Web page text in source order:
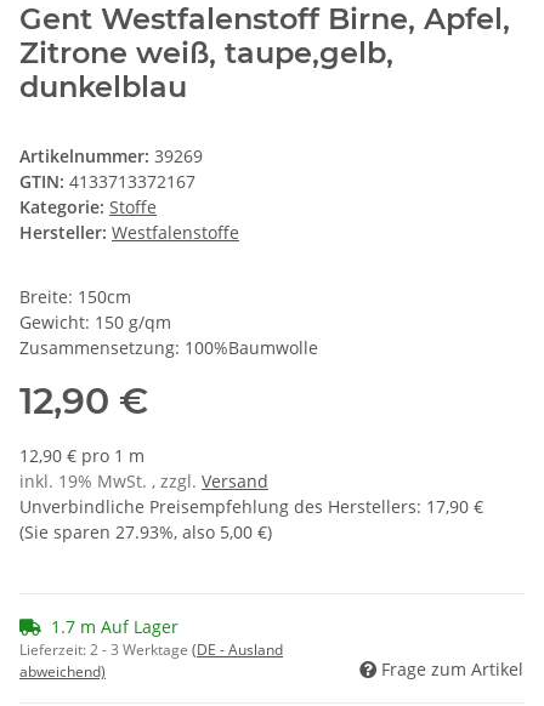
Gent Westfalenstoff Birne, Apfel,
Zitrone weiß, taupe,gelb,
dunkelblau
Artikelnummer: 39269
GTIN: 4133713372167
Kategorie: Stoffe
Hersteller: Westfalenstoffe
Breite: 150cm
Gewicht: 150 g/qm
Zusammensetzung: 100%Baumwolle
12,90 €
12,90 € pro 1 m
inkl. 19% MwSt. , zzgl. Versand
Unverbindliche Preisempfehlung des Herstellers: 17,90 €
(Sie sparen 27.93%, also 5,00 €)
1.7 m Auf Lager
Lieferzeit:2 - 3 Werktage (DE - Ausland
abweichend)
Frage zum Artikel